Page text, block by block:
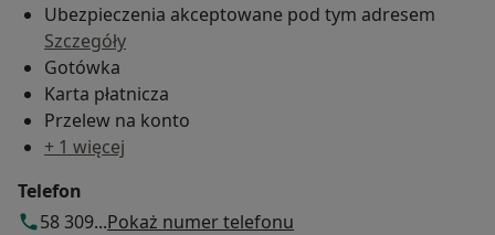
Ubezpieczenia akceptowane pod tym adresem
Szczegóły
Gotówka
Karta płatnicza
Przelew na konto
+ 1 więcej
Telefon
58 309...Pokaż numer telefonu